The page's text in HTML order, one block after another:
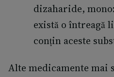
dizaharide,
există o întreagă
conțin aceste
Alte medicamente mai